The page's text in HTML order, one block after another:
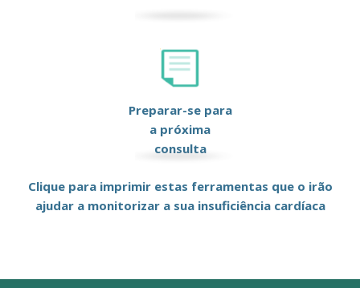
Preparar-se para
a próxima
consulta
Clique para imprimir estas ferramentas que o irão
ajudar a monitorizar a sua insuficiência cardíaca